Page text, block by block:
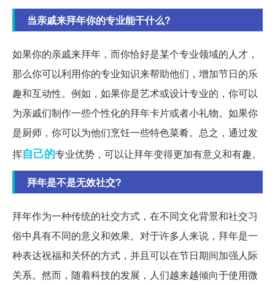
当亲戚来拜年你的专业能干什么?
如果你的亲戚来拜年，而你恰好是某个专业领域的人才，
那么你可以利用你的专业知识来帮助他们，增加节日的乐
趣和互动性。例如，如果你是艺术或设计专业的，你可以
为亲戚们制作一些个性化的拜年卡片或者小礼物。如果你
是厨师，你可以为他们烹饪一些特色菜肴。总之，通过发
挥自己的专业优势，可以让拜年变得更加有意义和有趣。
拜年是不是无效社交?
拜年作为一种传统的社交方式，在不同文化背景和社交习
俗中具有不同的意义和效果。对于许多人来说，拜年是一
种表达祝福和关怀的方式，并且可以在节日期间加强人际
关系。然而，随着科技的发展，人们越来越倾向于使用微